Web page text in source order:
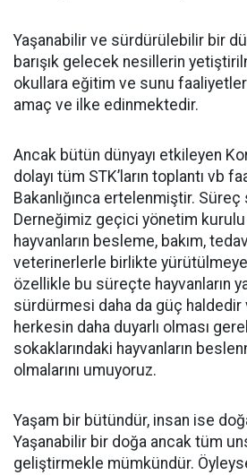
Yaşanabilir ve sürdürülebilir bir
barışık gelecek nesillerin
okullara eğitim ve sunu
amaç ve ilke edinmektedir.
Ancak bütün dünyayı etkileyen
dolayı tüm STK’ların toplantı vb
Bakanlığınca ertelenmiştir.
Derneğimiz geçici yönetim
hayvanların besleme, bakım,
veterinerlerle birlikte
özellikle bu süreçte hayvanların
sürdürmesi daha da güç haldedir
herkesin daha duyarlı olması
sokaklarındaki hayvanların
olmalarını umuyoruz.
Yaşam bir bütündür, insan ise
Yaşanabilir bir doğa ancak tüm
geliştirmekle mümkündür.